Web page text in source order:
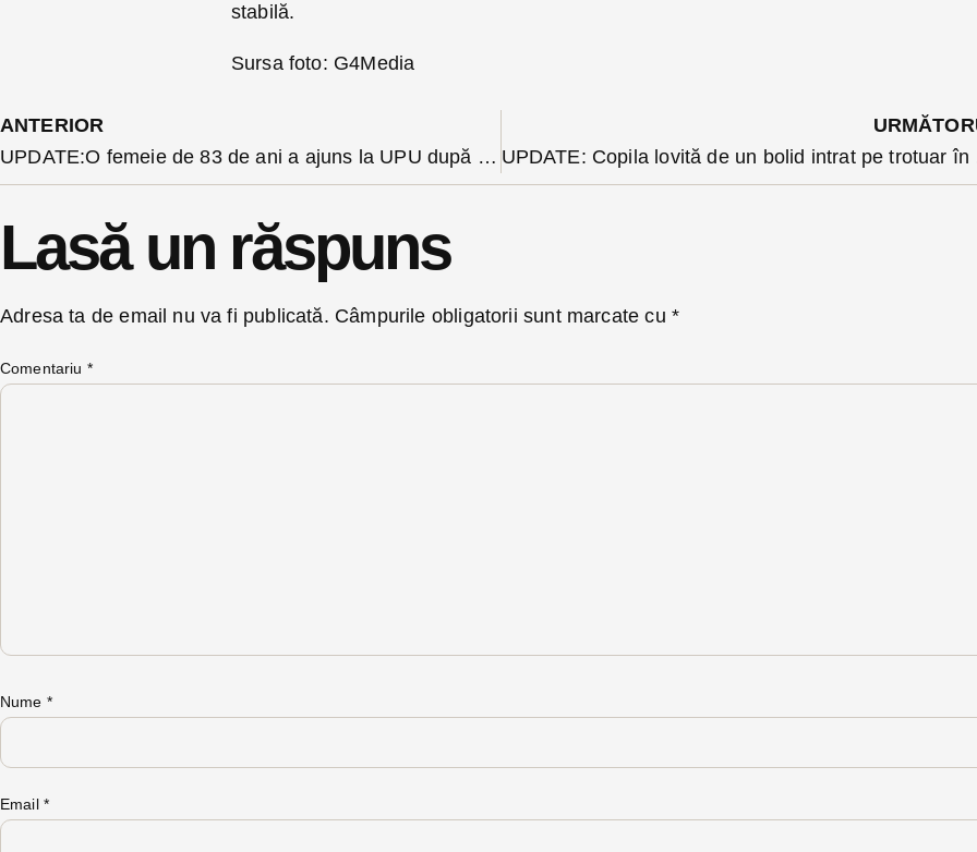
stabilă.
Sursa foto: G4Media
ANTERIOR
UPDATE:O femeie de 83 de ani a ajuns la UPU după ce a căzut pe scările rulante din Decebal. E al treilea caz
Lasă un răspuns
Adresa ta de email nu va fi publicată. Câmpurile obligatorii sunt marcate cu *
Comentariu *
Nume *
Email *